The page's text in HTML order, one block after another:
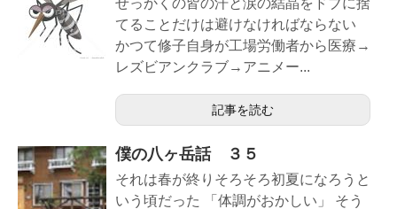
せっかくの皆の汗と涙の結晶をドブに捨
てることだけは避けなければならない
かつて修子自身が工場労働者から医療→
レズビアンクラブ→アニメー...
記事を読む
僕の八ヶ岳話 ３５
それは春が終りそろそろ初夏になろうと
いう頃だった 「体調がおかしい」 そう